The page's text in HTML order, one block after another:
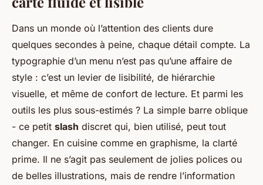
Dans un monde où l’attention des clients dure
quelques secondes à peine, chaque détail compte. La
typographie d’un menu n’est pas qu’une affaire de
style : c’est un levier de lisibilité, de hiérarchie
visuelle, et même de confort de lecture. Et parmi les
outils les plus sous-estimés ? La simple barre oblique
- ce petit slash discret qui, bien utilisé, peut tout
changer. En cuisine comme en graphisme, la clarté
prime. Il ne s’agit pas seulement de jolies polices ou
de belles illustrations, mais de rendre l’information